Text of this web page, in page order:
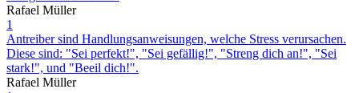
Rafael Müller
1
Antreiber sind Handlungsanweisungen, welche Stress verursachen.
Diese sind: "Sei perfekt!", "Sei gefällig!", "Streng dich an!", "Sei
stark!", und "Beeil dich!".
Rafael Müller